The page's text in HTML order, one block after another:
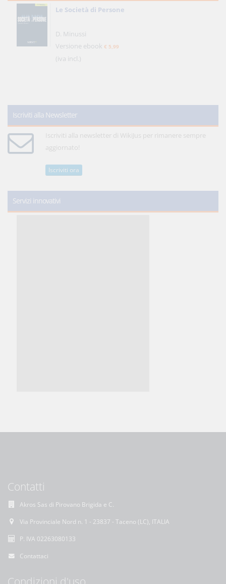
Le Società di Persone
D. Minussi
Versione ebook € 5,99
(iva incl.)
Iscriviti alla Newsletter
Iscriviti alla newsletter di WikiJus per rimanere sempre
aggiornato!
Iscriviti ora
Servizi innovativi
Contatti
Akros Sas di Pirovano Brigida e C.
Via Provinciale Nord n. 1 - 23837 - Taceno (LC), ITALIA
P. IVA 02263080133
Contattaci
Condizioni d'uso